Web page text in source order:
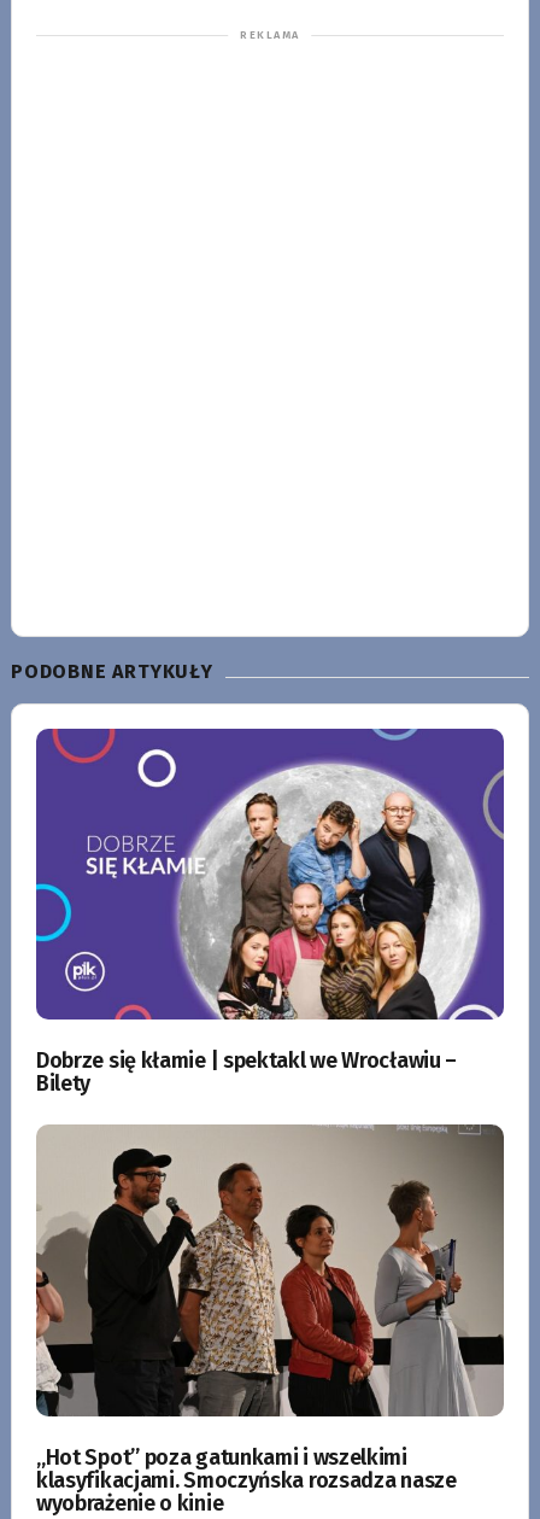
PODOBNE ARTYKUŁY
Dobrze się kłamie | spektakl we Wrocławiu –
Bilety
„Hot Spot” poza gatunkami i wszelkimi
klasyfikacjami. Smoczyńska rozsadza nasze
wyobrażenie o kinie